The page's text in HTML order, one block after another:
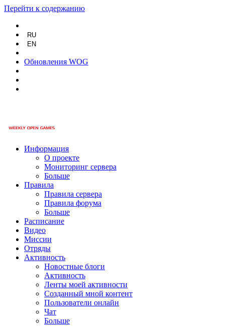
Перейти к содержанию
RU
EN
Обновления WOG
Информация
О проекте
Мониторинг сервера
Больше
Правила
Правила сервера
Правила форума
Больше
Расписание
Видео
Миссии
Отряды
Активность
Новостные блоги
Активность
Ленты моей активности
Созданный мной контент
Пользователи онлайн
Чат
Больше